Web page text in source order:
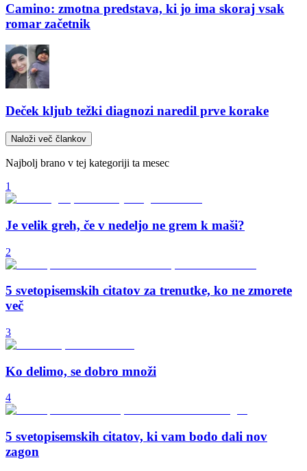
Camino: zmotna predstava, ki jo ima skoraj vsak
romar začetnik
Deček kljub težki diagnozi naredil prve korake
Naloži več člankov
Najbolj brano v tej kategoriji ta mesec
1
Je velik greh, če v nedeljo ne grem k maši?
2
5 svetopisemskih citatov za trenutke, ko ne zmorete
več
3
Ko delimo, se dobro množi
4
5 svetopisemskih citatov, ki vam bodo dali nov
zagon